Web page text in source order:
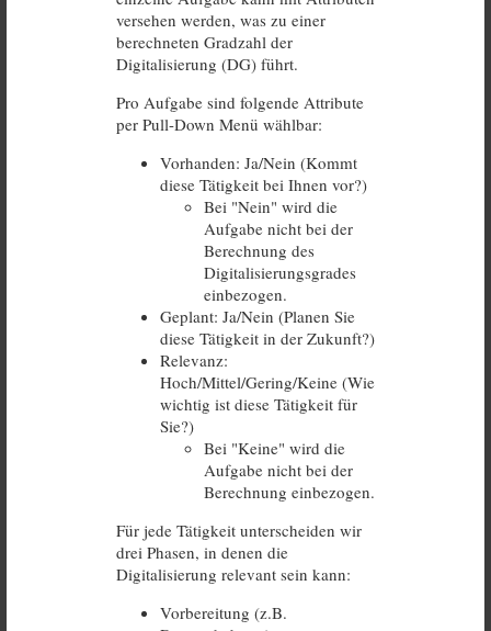
versehen werden, was zu einer
berechneten Gradzahl der
Digitalisierung (DG) führt.
Pro Aufgabe sind folgende Attribute
per Pull-Down Menü wählbar:
Vorhanden: Ja/Nein (Kommt
diese Tätigkeit bei Ihnen vor?)
Bei "Nein" wird die
Aufgabe nicht bei der
Berechnung des
Digitalisierungsgrades
einbezogen.
Geplant: Ja/Nein (Planen Sie
diese Tätigkeit in der Zukunft?)
Relevanz:
Hoch/Mittel/Gering/Keine (Wie
wichtig ist diese Tätigkeit für
Sie?)
Bei "Keine" wird die
Aufgabe nicht bei der
Berechnung einbezogen.
Für jede Tätigkeit unterscheiden wir
drei Phasen, in denen die
Digitalisierung relevant sein kann:
Vorbereitung (z.B.